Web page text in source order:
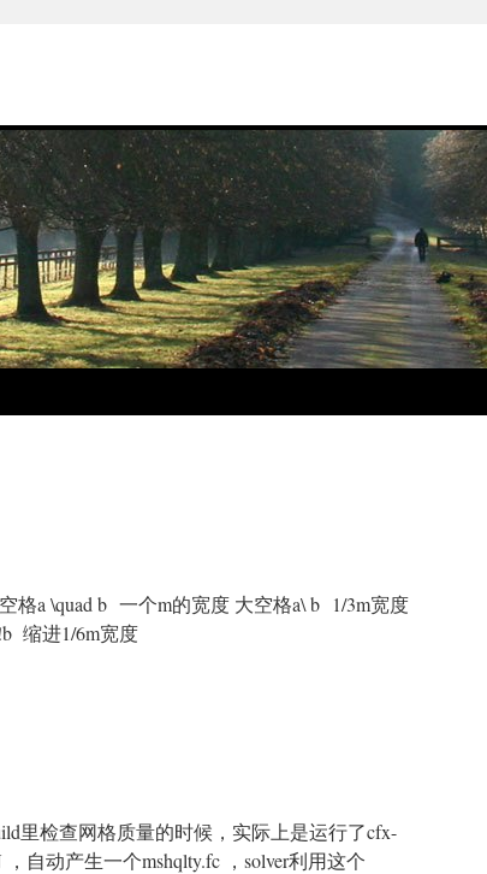
格a \quad b 一个m的宽度 大空格a\ b 1/3m宽度
缩进1/6m宽度
里检查网格质量的时候，实际上是运行了cfx-
自动产生一个mshqlty.fc ，solver利用这个